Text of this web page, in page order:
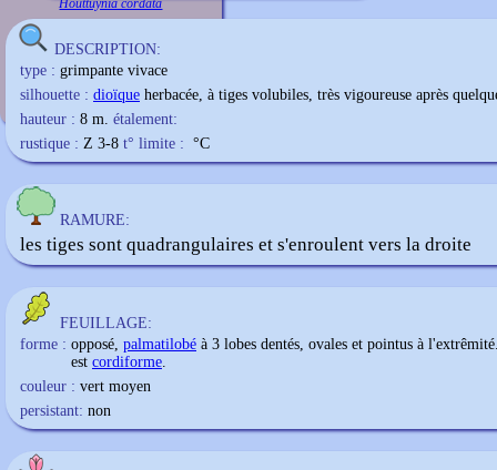
Houttuynia cordata
DESCRIPTION:
type : grimpante vivace
silhouette : dioïque herbacée, à tiges volubiles, très vigoureuse après
hauteur : 8 m. étalement:
rustique : Z 3-8 t° limite : °C
RAMURE:
les tiges sont quadrangulaires et s'enroulent vers la droite
FEUILLAGE:
forme : opposé, palmatilobé à 3 lobes dentés, ovales et pointus à
est cordiforme.
couleur : vert moyen
persistant: non